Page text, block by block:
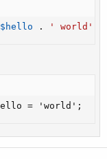
$hello . ' world'
= 'world';